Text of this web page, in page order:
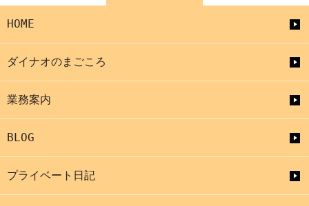
HOME
ダイナオのまごころ
業務案内
BLOG
プライベート日記